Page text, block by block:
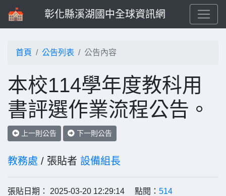
彰化縣溪湖國中全球資訊網
首頁 公告列表 公告內容
本校114學年度教科用
書評選作業流程公告。
上一則公告 下一則公告
教務處 / 張貼者 設備組長
張貼日期： 2025-03-20 12:29:14 點閱： 514